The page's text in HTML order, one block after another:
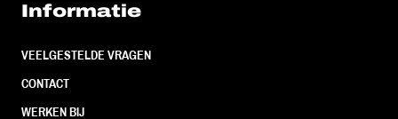
Informatie
VEELGESTELDE VRAGEN
CONTACT
WERKEN BIJ